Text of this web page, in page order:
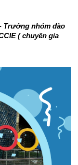
Trưởng nhóm đào
( chuyên gia